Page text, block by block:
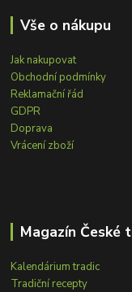
Vše o nákupu
Jak nakupovat
Obchodní podmínky
Reklamační řád
GDPR
Doprava
Vrácení zboží
Magazín České
Kalendárium tradic
Tradiční recepty